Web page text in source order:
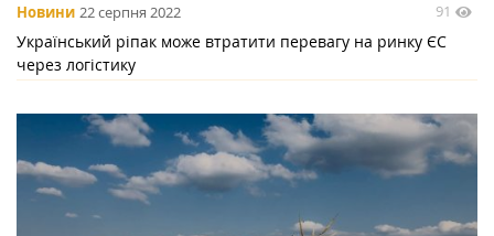
Новини 22 серпня 2022 91
Український ріпак може втратити перевагу на ринку ЄС
через логістику